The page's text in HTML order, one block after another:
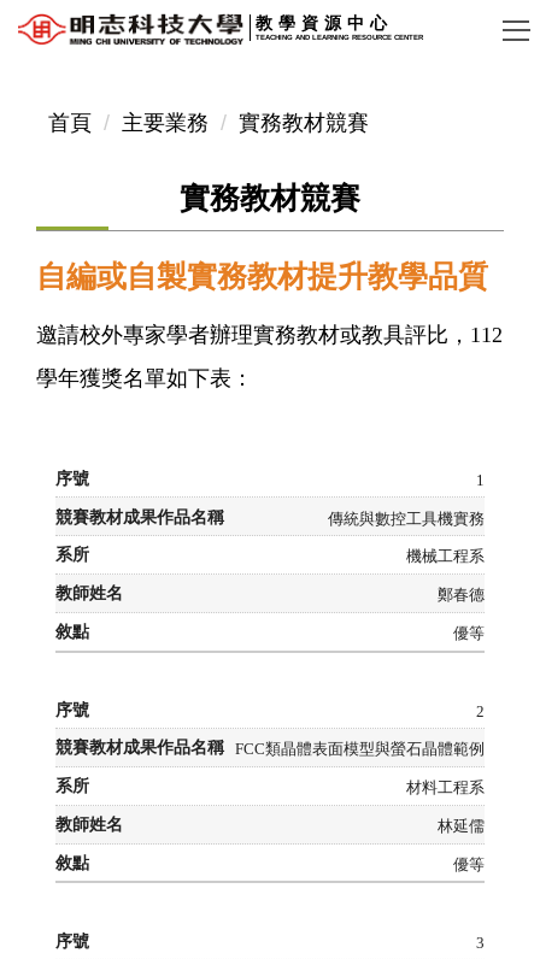
跳
教學資源中心
TEACHING AND LEARNING RESOURCE CENTER
首頁 主要業務 實務教材競賽
實務教材競賽
自編或自製實務教材提升教學品質
邀請校外專家學者辦理實務教材或教具評比， 112
學年獲獎名單如下表：
1
傳統與數控工具機實務
機械工程系
鄭春德
優等
2
FCC類晶體表面模型與螢石晶體範例
材料工程系
林延儒
優等
3